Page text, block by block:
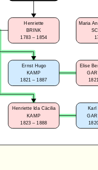
Henriette
BRINK
1783 – 1854
Ernst Hugo
KAMP
1821 – 1887
Elise
Maria
Karl
Henriette Ida Cäcilia
KAMP
1823 – 1888